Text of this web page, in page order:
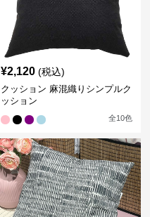
¥2,120 (税込)
クッション 麻混織りシンプルク
ッション
全10色